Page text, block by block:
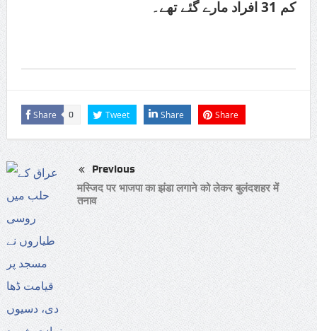
کم 31 افراد مارے گئے تھے۔
Share 0 Tweet Share Share
Previous
मस्जिद पर भाजपा का झंडा लगाने को लेकर बुलंदशहर में
तनाव